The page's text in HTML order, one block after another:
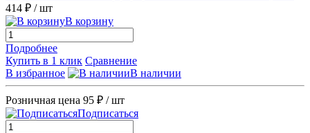
414 ₽ / шт
В корзину
Подробнее
Купить в 1 клик Сравнение
В избранное
В наличии
Розничная цена 95 ₽ / шт
Подписаться